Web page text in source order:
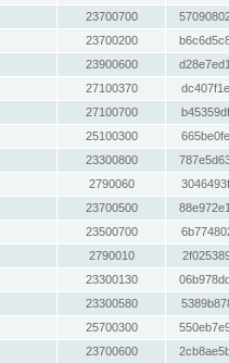
23700700
23700200
23900600
27100370
27100700
25100300
23300800
2790060
23700500
23500700
2790010
23300130
23300580
25700300
23700600